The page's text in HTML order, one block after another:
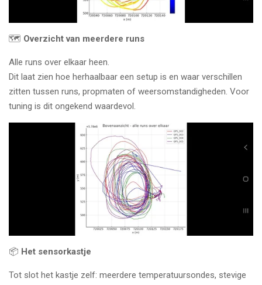
🗺️ Overzicht van meerdere runs
Alle runs over elkaar heen.
Dit laat zien hoe herhaalbaar een setup is en waar verschillen
zitten tussen runs, propmaten of weersomstandigheden. Voor
tuning is dit ongekend waardevol.
📦 Het sensorkastje
Tot slot het kastje zelf: meerdere temperatuursondes, stevige